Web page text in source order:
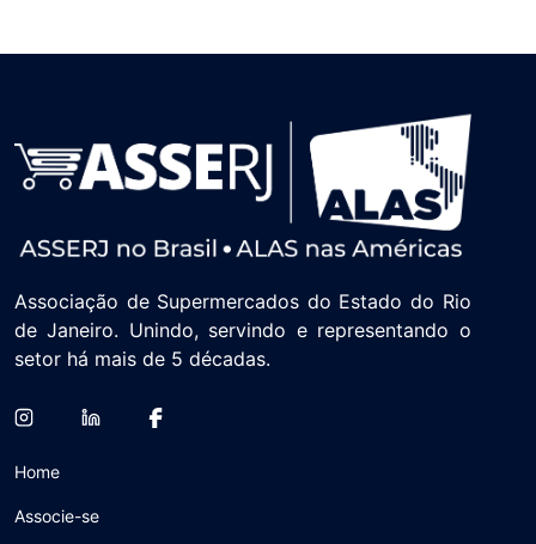
Associação de Supermercados do Estado do Rio
de Janeiro. Unindo, servindo e representando o
setor há mais de 5 décadas.
Home
Associe-se